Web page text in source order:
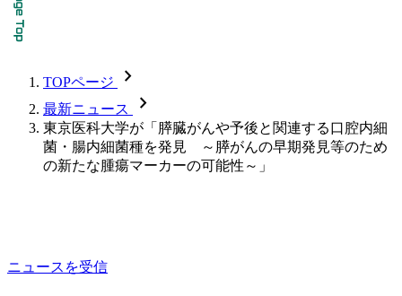
TOPページ chevron_forward
最新ニュース chevron_forward
東京医科大学が「膵臓がんや予後と関連する口腔内細
菌・腸内細菌種を発見 ～膵がんの早期発見等のため
の新たな腫瘍マーカーの可能性～」
ニュースを受信